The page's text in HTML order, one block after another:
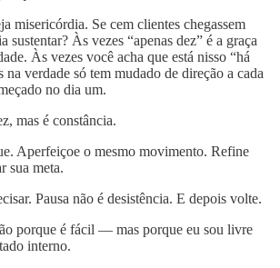
misericórdia. Se cem clientes chegassem
sustentar? Às vezes “apenas dez” é a graça
Às vezes você acha que está nisso “há
na verdade só tem mudado de direção a cada
no dia um.
mas é constância.
Aperfeiçoe o mesmo movimento. Refine
sua meta.
Pausa não é desistência. E depois volte.
porque é fácil — mas porque eu sou livre
interno.